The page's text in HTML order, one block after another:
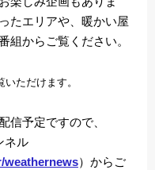
たエリアや、暖かい屋
組からご覧ください。
いただけます。
信予定ですので、
ネル
weathernews）からご